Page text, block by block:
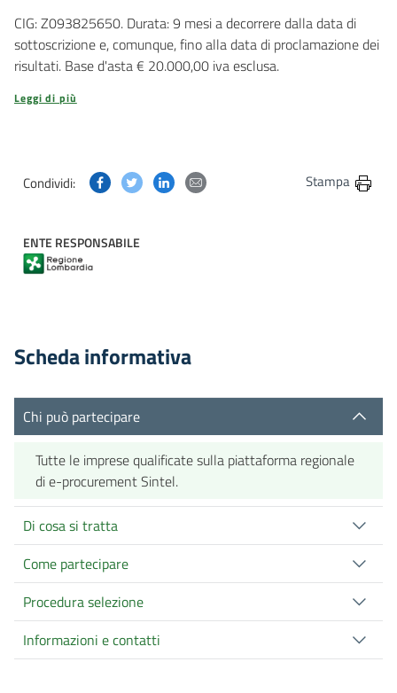
CIG: Z093825650. Durata: 9 mesi a decorrere dalla data di
sottoscrizione e, comunque, fino alla data di proclamazione dei
risultati. Base d'asta € 20.000,00 iva esclusa.
Leggi di più
Condividi: Condividi questa pagina su Facebook
Condividi questa pagina su Twitter
Condividi questa pagina su Linkedin
Condividi questa pagina via
Stampa
ENTE RESPONSABILE
Scheda informativa
Chi può partecipare
Tutte le imprese qualificate sulla piattaforma regionale
di e-procurement Sintel.
Di cosa si tratta
Come partecipare
Procedura selezione
Informazioni e contatti